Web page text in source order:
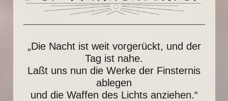
„Die Nacht ist weit vorgerückt, und der
Tag ist nahe.
Laßt uns nun die Werke der Finsternis
ablegen
und die Waffen des Lichts anziehen.“